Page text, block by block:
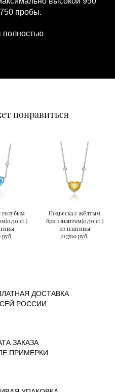
пробы.
полностью
понравиться
голубым
ct.)
руб.
Подвеска с жёлтым
бриллиантом(0,50 ct.)
из платины
215700 руб.
ДОСТАВКА
РОССИИ
ЗАКАЗА
ПРИМЕРКИ